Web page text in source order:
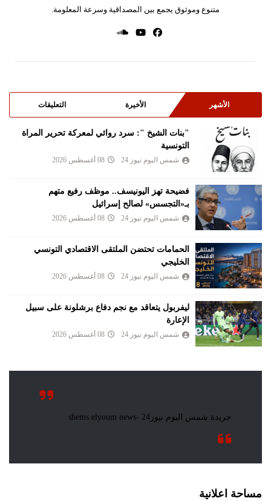
متنوع وموثوق يجمع بين المصداقية وسرعة المعلومة.
الأشهر الأخيرة التعليقات
"بنات الشيخ ": سرد روائي لمعركة تحرير المراة
التونسية
شمس اليوم نيوز 24 08 أغسطس 2026
فضيحة تهز اليونيسف.. موظف رفيع متهم
بـ«التجسس» لصالح إسرائيل
شمس اليوم نيوز 24 08 أغسطس 2026
الحمامات تحتضن الملتقى الاقتصادي التونسي
الخليجي
شمس اليوم نيوز 24 08 أغسطس 2026
ليفربول يتعاقد مع نجم دفاع برشلونة على سبيل
الإعارة
شمس اليوم نيوز 24 08 أغسطس 2026
مساحة اعلانية